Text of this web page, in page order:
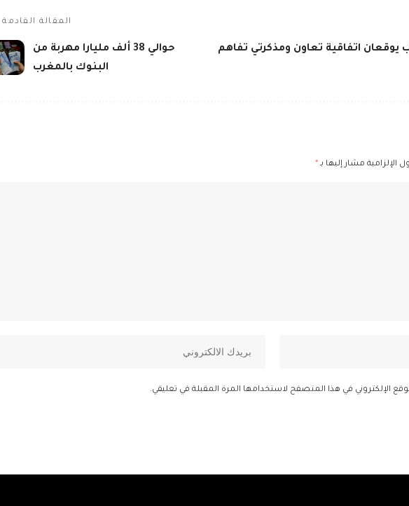
يوقعان اتفاقية تعاون ومذكرتي تفاهم
المقالة القادمة
حوالي‭ ‬38‭ ‬ألف‭ ‬مليارا مهربة من
البنوك بالمغرب
الإلزامية مشار إليها بـ *
الإلكتروني في هذا المتصفح لاستخدامها المرة المقبلة في تعليقي.